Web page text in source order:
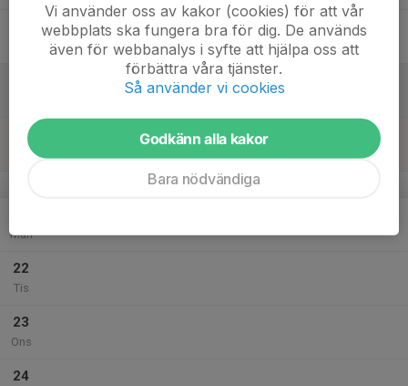
20
Sön
v.39
Mån
22
Tis
23
Ons
24
Vi använder oss av kakor (cookies) för att vår
webbplats ska fungera bra för dig. De används
även för webbanalys i syfte att hjälpa oss att
förbättra våra tjänster.
Så använder vi cookies
Godkänn alla kakor
Bara nödvändiga